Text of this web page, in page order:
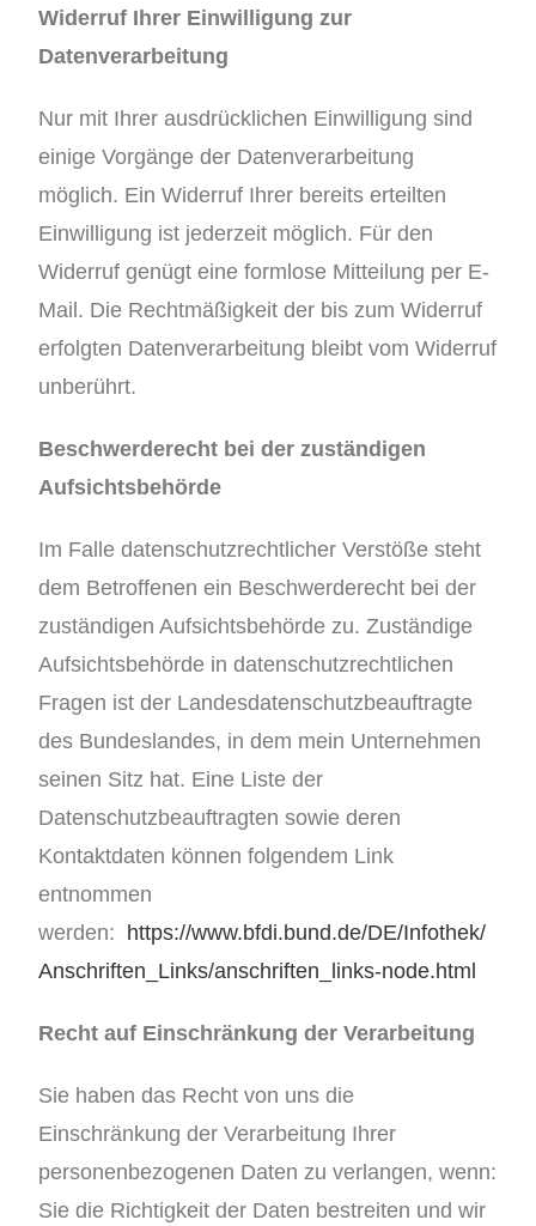
Widerruf Ihrer Einwilligung zur
Datenverarbeitung
Nur mit Ihrer ausdrücklichen Einwilligung sind
einige Vorgänge der Datenverarbeitung
möglich. Ein Widerruf Ihrer bereits erteilten
Einwilligung ist jederzeit möglich. Für den
Widerruf genügt eine formlose Mitteilung per E-
Mail. Die Rechtmäßigkeit der bis zum Widerruf
erfolgten Datenverarbeitung bleibt vom Widerruf
unberührt.
Beschwerderecht bei der zuständigen
Aufsichtsbehörde
Im Falle datenschutzrechtlicher Verstöße steht
dem Betroffenen ein Beschwerderecht bei der
zuständigen Aufsichtsbehörde zu. Zuständige
Aufsichtsbehörde in datenschutzrechtlichen
Fragen ist der Landesdatenschutzbeauftragte
des Bundeslandes, in dem mein Unternehmen
seinen Sitz hat. Eine Liste der
Datenschutzbeauftragten sowie deren
Kontaktdaten können folgendem Link
entnommen
werden: https://www.bfdi.bund.de/DE/Infothek/
Anschriften_Links/anschriften_links-node.html
Recht auf Einschränkung der Verarbeitung
Sie haben das Recht von uns die
Einschränkung der Verarbeitung Ihrer
personenbezogenen Daten zu verlangen, wenn:
Sie die Richtigkeit der Daten bestreiten und wir